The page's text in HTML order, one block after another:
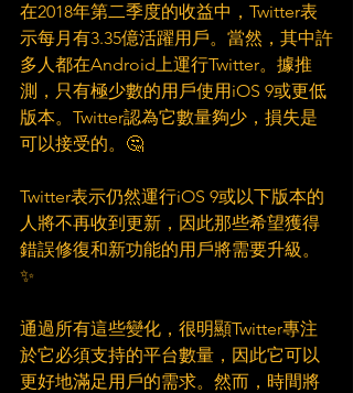
在2018年第二季度的收益中，Twitter表
示每月有3.35億活躍用戶。當然，其中許
多人都在Android上運行Twitter。據推
測，只有極少數的用戶使用iOS 9或更低
版本。Twitter認為它數量夠少，損失是
可以接受的。🤔
Twitter表示仍然運行iOS 9或以下版本的
人將不再收到更新，因此那些希望獲得
錯誤修復和新功能的用戶將需要升級。
✨
通過所有這些變化，很明顯Twitter專注
於它必須支持的平台數量，因此它可以
更好地滿足用戶的需求。然而，時間將